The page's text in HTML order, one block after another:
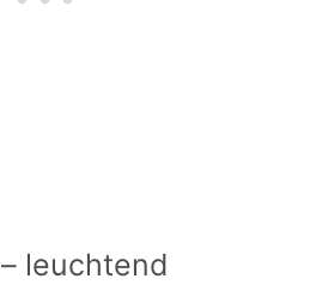
– leuchtend